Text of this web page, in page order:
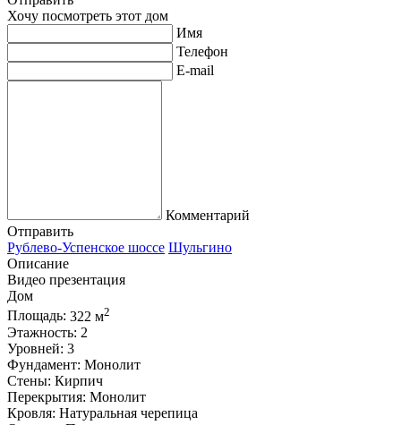
Хочу посмотреть этот дом
Имя
Телефон
E-mail
Комментарий
Отправить
Рублево-Успенское шоссе Шульгино
Описание
Видео презентация
Дом
Площадь: 322 м2
Этажность: 2
Уровней: 3
Фундамент: Монолит
Стены: Кирпич
Перекрытия: Монолит
Кровля: Натуральная черепица